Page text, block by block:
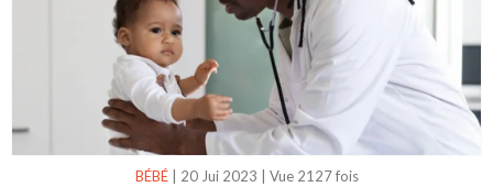
BÉBÉ| 20 Jui 2023 Vue 2127 fois